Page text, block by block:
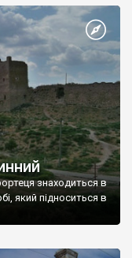
знаходиться в
який підноситься в